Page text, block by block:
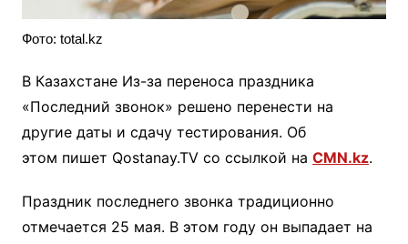
Фото: total.kz
В Казахстане Из-за переноса праздника
«Последний звонок» решено перенести на
другие даты и сдачу тестирования. Об
этом пишет Qostanay.TV со ссылкой на CMN.kz.
Праздник последнего звонка традиционно
отмечается 25 мая. В этом году он выпадает на